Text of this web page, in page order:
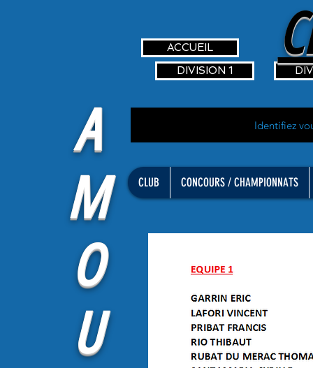
ACCUEIL
DIVISION 1
CLUB CONCOURS / CHAMPIONNATS
A
M
O
U
Identifiez